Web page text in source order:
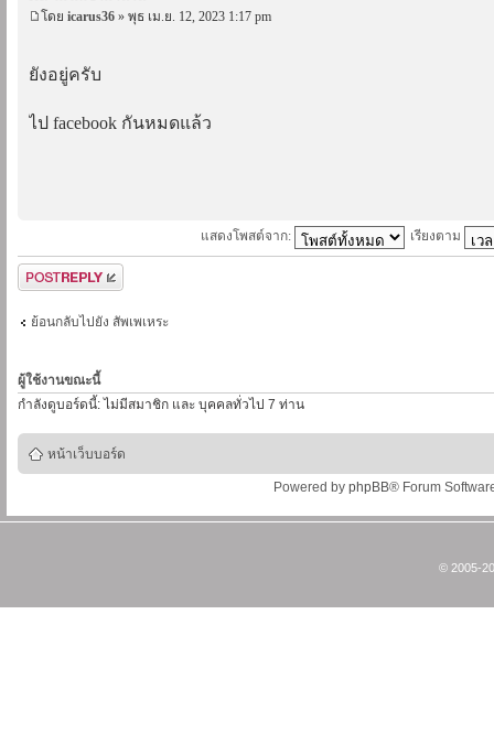
โดย icarus36 » พุธ เม.ย. 12, 2023 1:17 pm
ยังอยู่ครับ
ไป facebook กันหมดแล้ว
แสดงโพสต์จาก: เรียงตาม
ตอบกระทู้
ย้อนกลับไปยัง สัพเพเหระ
ผู้ใช้งานขณะนี้
กำลังดูบอร์ดนี้: ไม่มีสมาชิก และ บุคคลทั่วไป 7 ท่าน
หน้าเว็บบอร์ด
Powered by phpBB® Forum
© 2005-